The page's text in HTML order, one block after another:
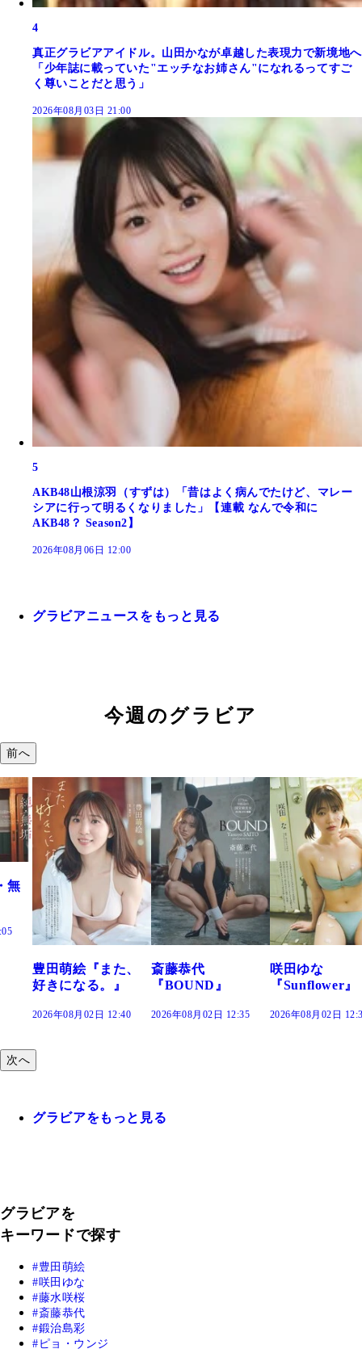
4
真正グラビアアイドル。山田かなが卓越した表現力で新境地へ
「少年誌に載っていた"エッチなお姉さん"になれるってすご
く尊いことだと思う」
2026年08月03日 21:00
5
AKB48山根涼羽（すずは）「昔はよく病んでたけど、マレー
シアに行って明るくなりました」【連載 なんで令和に
AKB48？ Season2】
2026年08月06日 12:00
グラビアニュースをもっと見る
今週のグラビア
前へ
斎藤恭代
『BOUND』
2026年08月02日 12:35
咲田ゆな
『Sunflower』
2026年08月02日 12:30
藤水咲桜『花
だまり』
2026年08月02日
次へ
グラビアをもっと見る
グラビアを
キーワードで探す
豊田萌絵
咲田ゆな
藤水咲桜
斎藤恭代
鍛治島彩
ピョ・ウンジ